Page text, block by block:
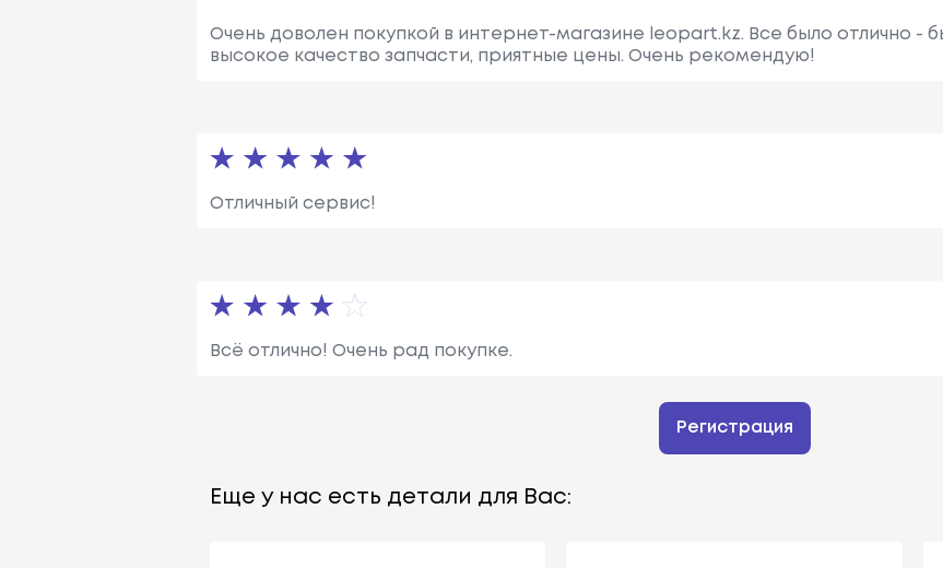
Очень доволен покупкой в интернет-магазине leopart.kz. Все было отлично -
высокое качество запчасти, приятные цены. Очень рекомендую!
Отличный сервис!
Всё отлично! Очень рад покупке.
Регистрация
Еще у нас есть детали для Вас: